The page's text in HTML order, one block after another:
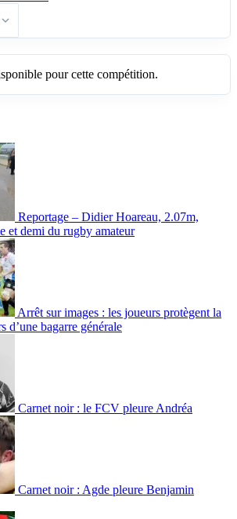
pour cette compétition.
Reportage – Didier Hoareau, 2.07m,
et demi du rugby amateur
Arrêt sur images : les joueurs protègent la
d’une bagarre générale
Carnet noir : le FCV pleure Andréa
Carnet noir : Agde pleure Benjamin